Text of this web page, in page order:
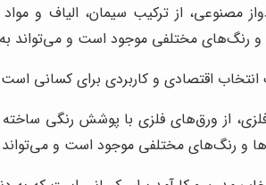
مصنوعی، از ترکیب سیمان، الیاف و
مختلفی موجود است و می‌تواند به
انتخاب اقتصادی و کاربردی برای کسانی
فلزی، از ورق‌های فلزی با پوشش رنگی
و رنگ‌های مختلفی موجود است و